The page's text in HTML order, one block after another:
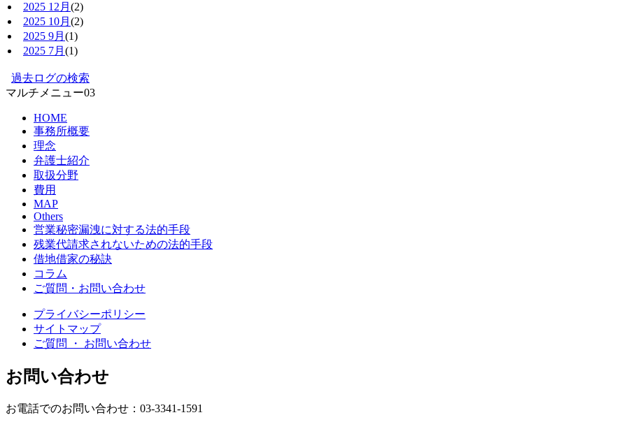
2025 12月 (2)
2025 10月 (2)
2025 9月 (1)
2025 7月 (1)
過去ログの検索
マルチメニュー03
HOME
事務所概要
理念
弁護士紹介
取扱分野
費用
MAP
Others
営業秘密漏洩に対する法的手段
残業代請求されないための法的手段
借地借家の秘訣
コラム
ご質問・お問い合わせ
プライバシーポリシー
サイトマップ
ご質問 ・ お問い合わせ
お問い合わせ
お電話でのお問い合わせ：03-3341-1591